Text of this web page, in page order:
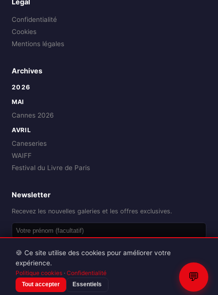
Confidentialité
Cookies
Mentions légales
Archives
2026
MAI
Cannes 2026
AVRIL
Caneseries
WAIFF
Festival du Livre de Paris
Newsletter
Recevez les nouvelles galeries et les offres exclusives.
Reproduction interdite sans autorisation.
💬
🍪 Ce site utilise des cookies pour améliorer votre
expérience.
Politique cookies · Confidentialité
Tout accepter Essentiels